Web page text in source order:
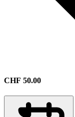
CHF 50.00